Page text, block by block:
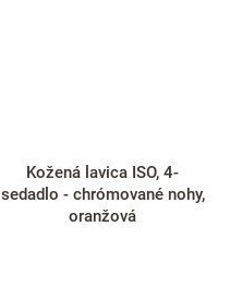
Kožená lavica ISO, 4-
sedadlo - chrómované nohy,
oranžová